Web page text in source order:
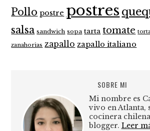
Pollo postre postres
salsa sandwich sopa tarta tomate
zanahorias zapallo zapallo italiano
SOBRE MI
Mi nombre es
vivo en Atlanta,
cocinera
blogger. Leer